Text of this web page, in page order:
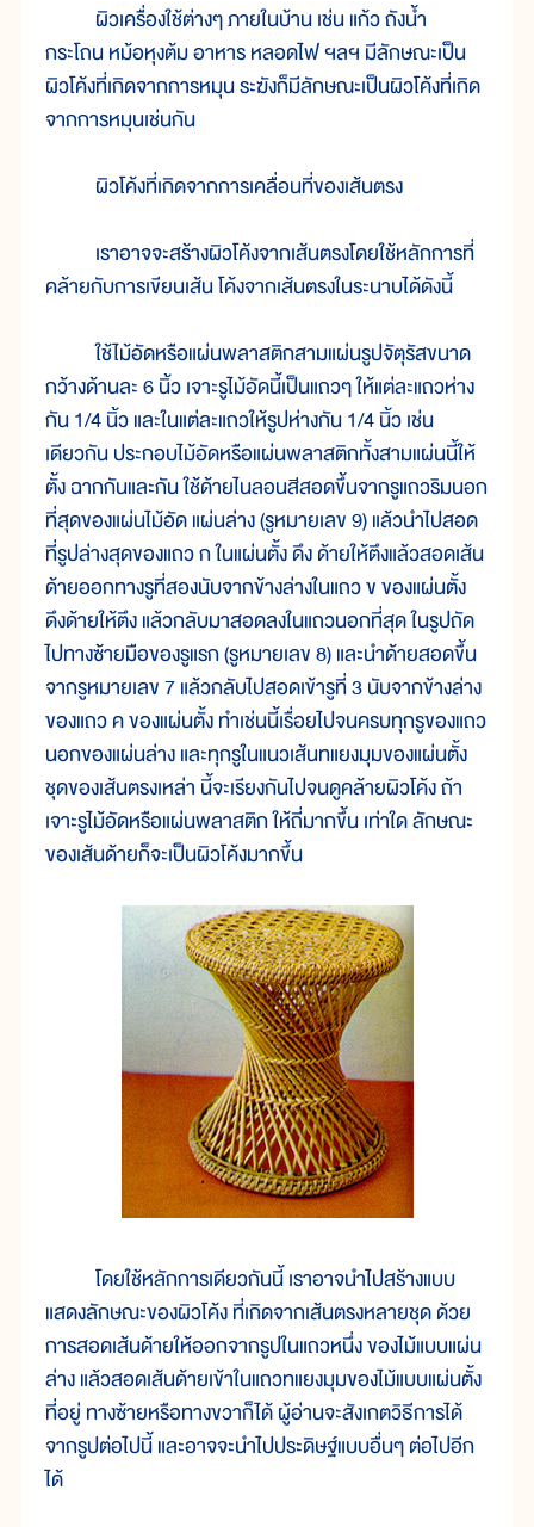
ผิวเครื่องใช้ต่างๆ ภายในบ้าน เช่น แก้ว ถังน้ำ
กระโถน หม้อหุงต้ม อาหาร หลอดไฟ ฯลฯ มีลักษณะเป็น
ผิวโค้งที่เกิดจากการหมุน ระฆังก็มีลักษณะเป็นผิวโค้งที่เกิด
จากการหมุนเช่นกัน
ผิวโค้งที่เกิดจากการเคลื่อนที่ของเส้นตรง
เราอาจจะสร้างผิวโค้งจากเส้นตรงโดยใช้หลักการที่
คล้ายกับการเขียนเส้น โค้งจากเส้นตรงในระนาบได้ดังนี้
ใช้ไม้อัดหรือแผ่นพลาสติกสามแผ่นรูปจัตุรัสขนาด
กว้างด้านละ 6 นิ้ว เจาะรูไม้อัดนี้เป็นแถวๆ ให้แต่ละแถวห่าง
กัน 1/4 นิ้ว และในแต่ละแถวให้รูปห่างกัน 1/4 นิ้ว เช่น
เดียวกัน ประกอบไม้อัดหรือแผ่นพลาสติกทั้งสามแผ่นนี้ให้
ตั้ง ฉากกันและกัน ใช้ด้ายไนลอนสีสอดขึ้นจากรูแถวริมนอก
ที่สุดของแผ่นไม้อัด แผ่นล่าง (รูหมายเลข 9) แล้วนำไปสอด
ที่รูปล่างสุดของแถว ก ในแผ่นตั้ง ดึง ด้ายให้ตึงแล้วสอดเส้น
ด้ายออกทางรูที่สองนับจากข้างล่างในแถว ข ของแผ่นตั้ง
ดึงด้ายให้ตึง แล้วกลับมาสอดลงในแถวนอกที่สุด ในรูปถัด
ไปทางซ้ายมือของรูแรก (รูหมายเลข 8) และนำด้ายสอดขึ้น
จากรูหมายเลข 7 แล้วกลับไปสอดเข้ารูที่ 3 นับจากข้างล่าง
ของแถว ค ของแผ่นตั้ง ทำเช่นนี้เรื่อยไปจนครบทุกรูของแถว
นอกของแผ่นล่าง และทุกรูในแนวเส้นทแยงมุมของแผ่นตั้ง
ชุดของเส้นตรงเหล่า นี้จะเรียงกันไปจนดูคล้ายผิวโค้ง ถ้า
เจาะรูไม้อัดหรือแผ่นพลาสติก ให้ถี่มากขึ้น เท่าใด ลักษณะ
ของเส้นด้ายก็จะเป็นผิวโค้งมากขึ้น
โดยใช้หลักการเดียวกันนี้ เราอาจนำไปสร้างแบบ
แสดงลักษณะของผิวโค้ง ที่เกิดจากเส้นตรงหลายชุด ด้วย
การสอดเส้นด้ายให้ออกจากรูปในแถวหนึ่ง ของไม้แบบแผ่น
ล่าง แล้วสอดเส้นด้ายเข้าในแถวทแยงมุมของไม้แบบแผ่นตั้ง
ที่อยู่ ทางซ้ายหรือทางขวาก็ได้ ผู้อ่านจะสังเกตวิธีการได้
จากรูปต่อไปนี้ และอาจจะนำไปประดิษฐ์แบบอื่นๆ ต่อไปอีก
ได้